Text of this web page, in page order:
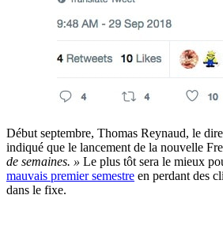
Début septembre, Thomas Reynaud, le
indiqué que le lancement de la nouvelle
de semaines. » Le plus tôt sera le mieux
mauvais premier semestre en perdant des
dans le fixe.